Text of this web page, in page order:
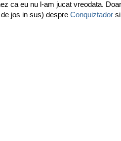
ca eu nu l-am jucat vreodata.
jos in sus) despre Conquiztador